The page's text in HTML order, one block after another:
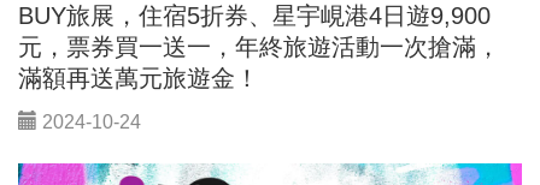
BUY旅展，住宿5折券、星宇峴港4日遊9,900
元，票券買一送一，年終旅遊活動一次搶滿，
滿額再送萬元旅遊金！
2024-10-24